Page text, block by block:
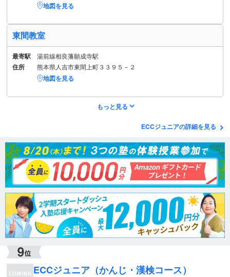
地図を見る
東間教室
最寄駅 湯前線相良藩願成寺駅
住所 熊本県人吉市東間上町３３９５－２
地図を見る
もっと見る
ECCジュニアの詳細を見る
ECCジュニア（かんじ・漢検コース）